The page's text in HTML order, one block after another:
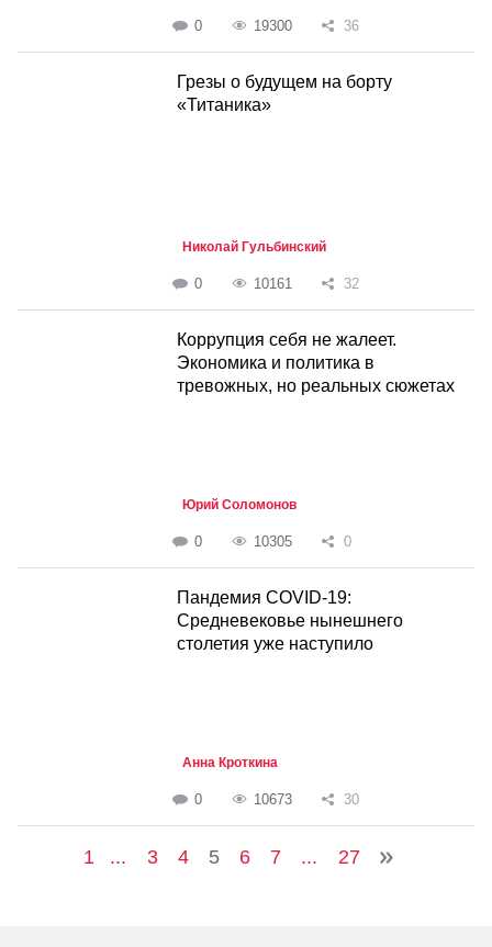
0 19300 36
Грезы о будущем на борту
«Титаника»
Николай Гульбинский
0 10161 32
Коррупция себя не жалеет.
Экономика и политика в
тревожных, но реальных сюжетах
Юрий Соломонов
0 10305 0
Пандемия COVID-19:
Средневековье нынешнего
столетия уже наступило
Анна Кроткина
0 10673 30
1 ... 3 4 5 6 7 ... 27